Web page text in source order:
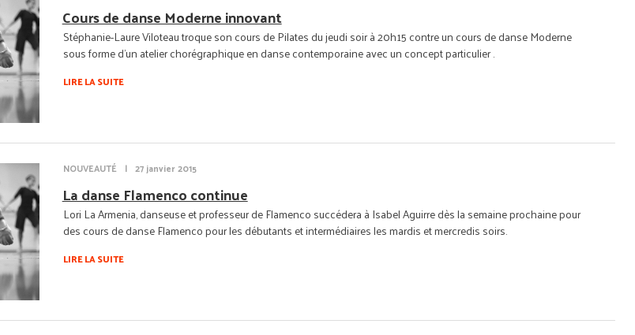
Cours de danse Moderne innovant
Stéphanie-Laure Viloteau troque son cours de Pilates du jeudi soir à 20h15 contre un cours de danse Moderne
sous forme d'un atelier chorégraphique en danse contemporaine avec un concept particulier .
LIRE LA SUITE
NOUVEAUTÉ | 27 janvier 2015
La danse Flamenco continue
Lori La Armenia, danseuse et professeur de Flamenco succédera à Isabel Aguirre dès la semaine prochaine pour
des cours de danse Flamenco pour les débutants et intermédiaires les mardis et mercredis soirs.
LIRE LA SUITE